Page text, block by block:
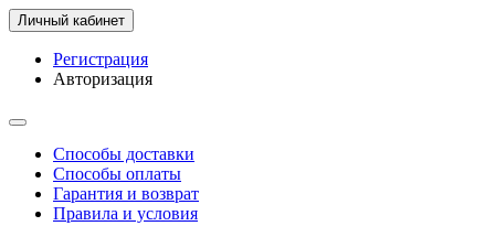
Личный кабинет
Регистрация
Авторизация
Способы доставки
Способы оплаты
Гарантия и возврат
Правила и условия